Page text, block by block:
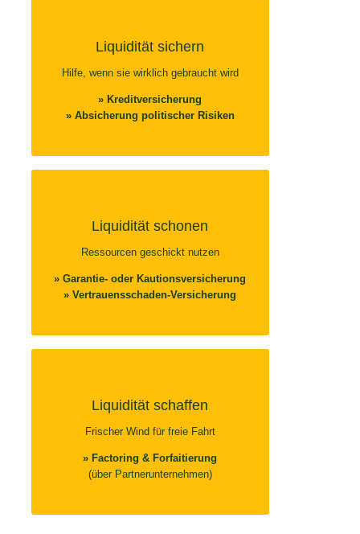
Liquidität sichern
Hilfe, wenn sie wirklich gebraucht wird
» Kreditversicherung
» Absicherung politischer Risiken
Damit Sie bei Zahlungsausfällen keine
» Absicherung politischer Risiken
Liquidität schonen
Ressourcen geschickt nutzen
» Garantie- oder Kautionsversicherung
» Vertrauensschaden-Versicherung
Damit Sie bei Ihrem Kreditobligo immer
» Vertrauensschaden-Versicherung
Liquidität schaffen
Frischer Wind für freie Fahrt
» Factoring & Forfaitierung
(über Partnerunternehmen)
Damit auch bei langen Zahlungszielen keine
(über Partnerunternehmen)